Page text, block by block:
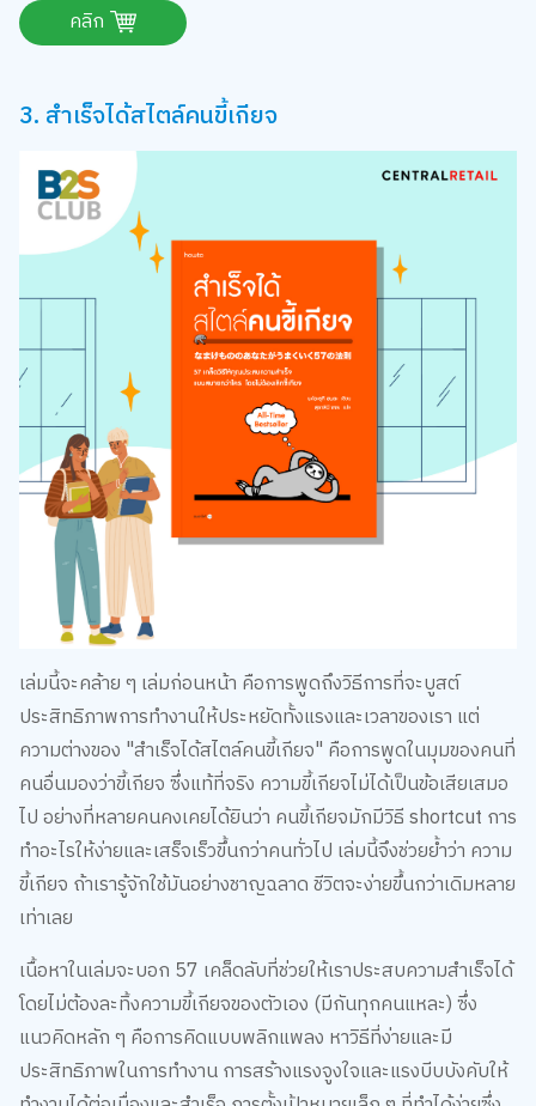
3. สำเร็จได้สไตล์คนขี้เกียจ
เล่มนี้จะคล้าย ๆ เล่มก่อนหน้า คือการพูดถึงวิธีการที่จะบูสต์
ประสิทธิภาพการทำงานให้ประหยัดทั้งแรงและเวลาของเรา แต่
ความต่างของ "สำเร็จได้สไตล์คนขี้เกียจ" คือการพูดในมุมของคนที่
คนอื่นมองว่าขี้เกียจ ซึ่งแท้ที่จริง ความขี้เกียจไม่ได้เป็นข้อเสียเสมอ
ไป อย่างที่หลายคนคงเคยได้ยินว่า คนขี้เกียจมักมีวิธี shortcut การ
ทำอะไรให้ง่ายและเสร็จเร็วขึ้นกว่าคนทั่วไป เล่มนี้จึงช่วยย้ำว่า ความ
ขี้เกียจ ถ้าเรารู้จักใช้มันอย่างชาญฉลาด ชีวิตจะง่ายขึ้นกว่าเดิมหลาย
เท่าเลย
เนื้อหาในเล่มจะบอก 57 เคล็ดลับที่ช่วยให้เราประสบความสำเร็จได้
โดยไม่ต้องละทิ้งความขี้เกียจของตัวเอง (มีกันทุกคนแหละ) ซึ่ง
แนวคิดหลัก ๆ คือการคิดแบบพลิกแพลง หาวิธีที่ง่ายและมี
ประสิทธิภาพในการทำงาน การสร้างแรงจูงใจและแรงบีบบังคับให้
ทำงานได้ต่อเนื่องและสำเร็จ การตั้งเป้าหมายเล็ก ๆ ที่ทำได้ง่ายซึ่ง